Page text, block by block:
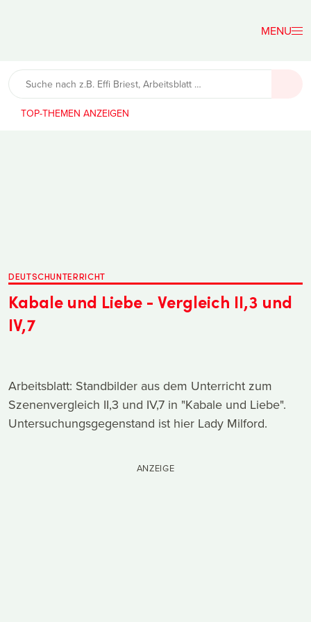
Lehrerfreund
TOP-THEMEN
DEUTSCHUNTERRICHT
Kabale und Liebe - Vergleich II,3 und
IV,7
Arbeitsblatt: Standbilder aus dem Unterricht zum
Szenenvergleich II,3 und IV,7 in "Kabale und Liebe".
Untersuchungsgegenstand ist hier Lady Milford.
ANZEIGE